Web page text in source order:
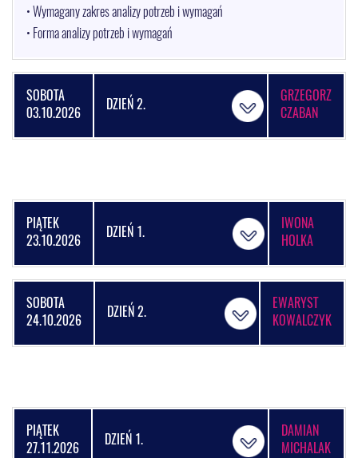
• Wymagany zakres analizy potrzeb i wymagań
• Forma analizy potrzeb i wymagań
SOBOTA
03.10.2026
DZIEŃ 2.
GRZEGORZ
CZABAN
PIĄTEK
23.10.2026
DZIEŃ 1.
IWONA
HOLKA
SOBOTA
24.10.2026
DZIEŃ 2.
EWARYST
KOWALCZYK
PIĄTEK
27.11.2026
DZIEŃ 1.
DAMIAN
MICHALAK